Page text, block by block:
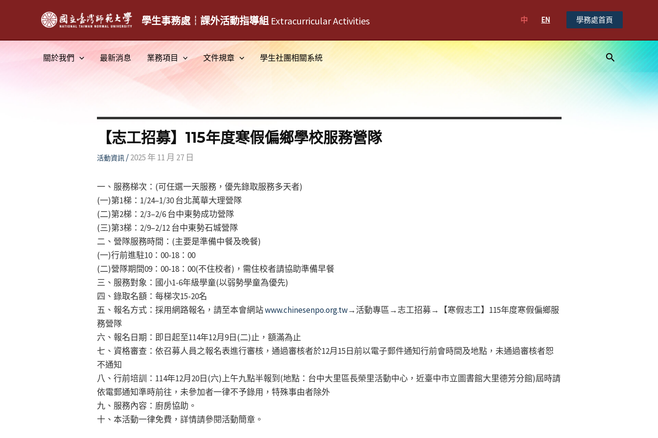
學生事務處┆課外活動指導組 Extracurricular Activities 中 EN 學務處首頁
關於我們 最新消息 業務項目 文件規章 學生社團相關系統
搜
尋
【志工招募】115年度寒假偏鄉學校服務營隊
活動資訊/2025 年 11 月 27 日
一、服務梯次：(可任選一天服務，優先錄取服務多天者)
(一)第1梯：1/24–1/30 台北萬華大理營隊
(二)第2梯：2/3–2/6 台中東勢成功營隊
(三)第3梯：2/9–2/12 台中東勢石城營隊
二、營隊服務時間：(主要是準備中餐及晚餐)
(一)行前進駐10：00-18：00
(二)營隊期間09：00-18：00(不住校者)，需住校者請協助準備早餐
三、服務對象：國小1-6年級學童(以弱勢學童為優先)
四、錄取名額：每梯次15-20名
五、報名方式：採用網路報名，請至本會網站www.chinesenpo.org.tw→活動專區→志工招募→【寒假志工】115年度寒假偏鄉服
務營隊
六、報名日期：即日起至114年12月9日(二)止，額滿為止
七、資格審查：依召募人員之報名表進行審核，通過審核者於12月15日前以電子郵件通知行前會時間及地點，未通過審核者恕
不通知
八、行前培訓：114年12月20日(六)上午九點半報到(地點：台中大里區長榮里活動中心，近臺中市立圖書館大里德芳分館)屆時請
依電郵通知準時前往，未參加者一律不予錄用，特殊事由者除外
九、服務內容：廚房協助。
十、本活動一律免費，詳情請參閱活動簡章。